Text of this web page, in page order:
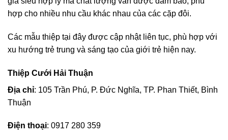
hợp cho nhiều nhu cầu khác nhau của các cặp đôi.
Các mẫu thiệp tại đây được cập nhật liên tục, phù hợp với
xu hướng trẻ trung và sáng tạo của giới trẻ hiện nay.
Thiệp Cưới Hải Thuận
Địa chỉ: 105 Trần Phú, P. Đức Nghĩa, TP. Phan Thiết, Bình
Thuận
Điện thoại: 0917 280 359